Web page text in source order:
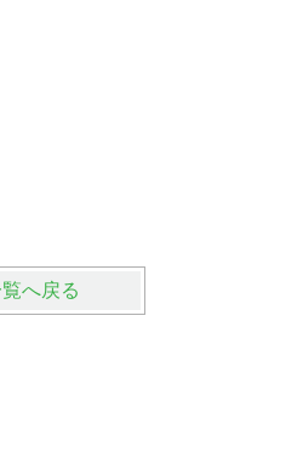
へ戻る